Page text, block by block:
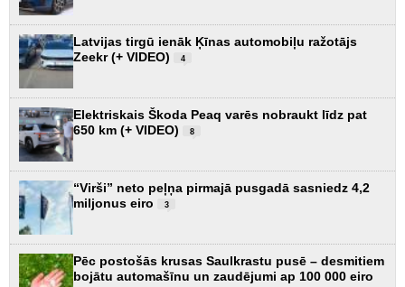
Latvijas tirgū ienāk Ķīnas automobiļu ražotājs
Zeekr (+ VIDEO)
4
Elektriskais Škoda Peaq varēs nobraukt līdz pat
650 km (+ VIDEO)
8
“Virši” neto peļņa pirmajā pusgadā sasniedz 4,2
miljonus eiro
3
Pēc postošās krusas Saulkrastu pusē – desmitiem
bojātu automašīnu un zaudējumi ap 100 000 eiro